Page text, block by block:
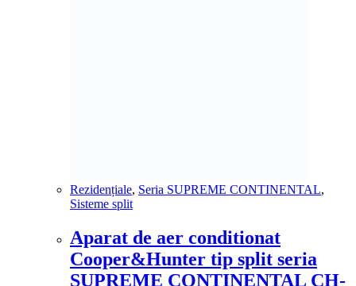
Rezidențiale, Seria SUPREME CONTINENTAL,
Sisteme split
Aparat de aer conditionat
Cooper&Hunter tip split seria
SUPREME CONTINENTAL CH-